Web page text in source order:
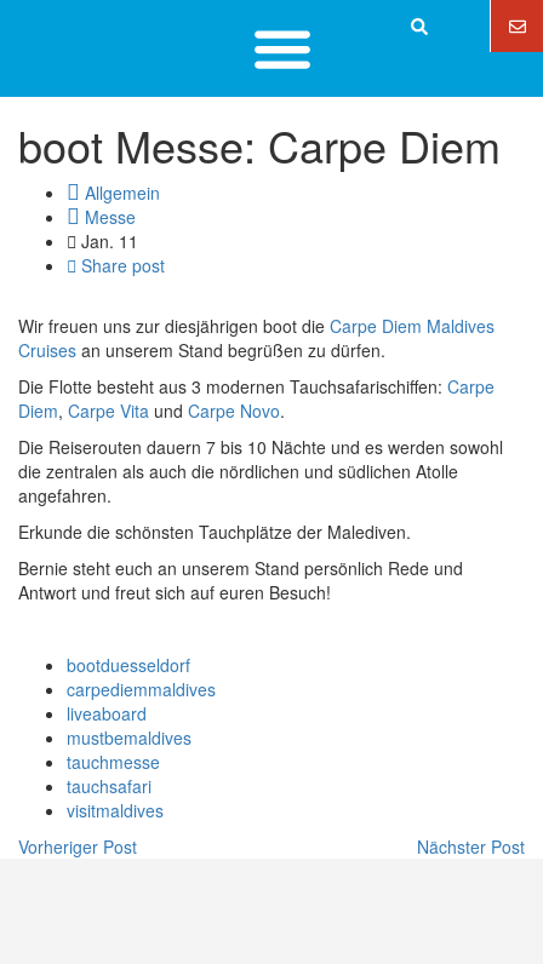
boot Messe: Carpe Diem
Allgemein
Messe
Jan. 11
Share post
Wir freuen uns zur diesjährigen boot die Carpe Diem Maldives
Cruises an unserem Stand begrüßen zu dürfen.
Die Flotte besteht aus 3 modernen Tauchsafarischiffen: Carpe
Diem, Carpe Vita und Carpe Novo.
Die Reiserouten dauern 7 bis 10 Nächte und es werden sowohl
die zentralen als auch die nördlichen und südlichen Atolle
angefahren.
Erkunde die schönsten Tauchplätze der Malediven.
Bernie steht euch an unserem Stand persönlich Rede und
Antwort und freut sich auf euren Besuch!
bootduesseldorf
carpediemmaldives
liveaboard
mustbemaldives
tauchmesse
tauchsafari
visitmaldives
Vorheriger Post
Nächster Post